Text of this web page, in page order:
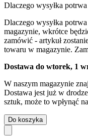
Dlaczego wysyłka potrwa
Dlaczego wysyłka potrwa
magazynie, wkrótce
zamówić - artykuł
towaru w magazynie.
Dostawa do wtorek, 1
W naszym magazynie
Dostawa jest już w
sztuk, może to wpłynąć
Do koszyka